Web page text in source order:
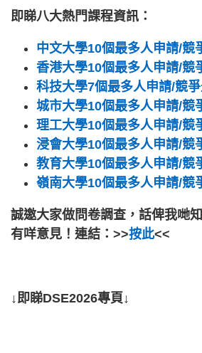
即睇八大熱門課程資訊：
中文大學10個最多人申請/競
香港大學10個最多人申請/競
科技大學7個最多人申請/競
城市大學10個最多人申請/競
理工大學10個最多人申請/競
浸會大學10個最多人申請/競
教育大學10個最多人申請/競
嶺南大學10個最多人申請/競
誠邀大家做問卷調查，話俾我哋
有咩意見！連結：>>按此<<
↓即睇DSE2026專頁↓